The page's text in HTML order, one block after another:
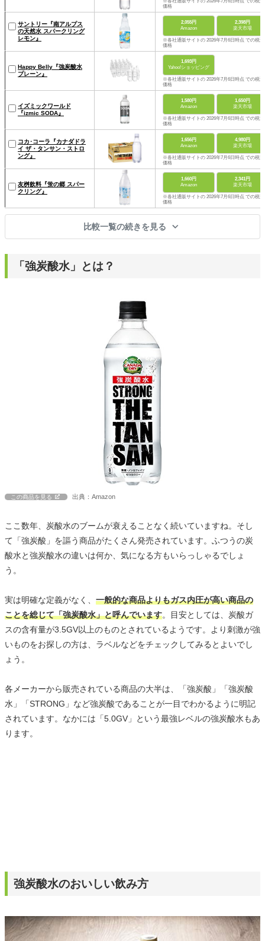
価格
サントリー『南アルプス
の天然水 スパークリング
レモン』
2,055円
Amazon
2,398円
楽天市場
※各社通販サイトの 2026年7月6日時点 での税込
価格
Happy Belly『強炭酸水
プレーン』
1,693円
Yahoo!ショッピング
※各社通販サイトの 2026年7月6日時点 での税込
価格
イズミックワールド
『izmic SODA』
1,580円
Amazon
1,650円
楽天市場
※各社通販サイトの 2026年7月6日時点 での税込
価格
コカ･コーラ『カナダドラ
イ ザ・タンサン・ストロ
ング』
1,656円
Amazon
4,980円
楽天市場
※各社通販サイトの 2026年7月6日時点 での税込
価格
友桝飲料『蛍の郷 スパー
クリング』
1,660円
Amazon
2,341円
楽天市場
※各社通販サイトの 2026年7月6日時点 での税込
価格
比較一覧の続きを見る
「強炭酸水」とは？
この商品を見る 出典：Amazon
ここ数年、炭酸水のブームが衰えることなく続いていますね。そし
て「強炭酸」を謳う商品がたくさん発売されています。ふつうの炭
酸水と強炭酸水の違いは何か、気になる方もいらっしゃるでしょ
う。
実は明確な定義がなく、 一般的な商品よりもガス内圧が高い商品の
ことを総じて「強炭酸水」と呼んでいます。目安としては、炭酸ガ
スの含有量が3.5GV以上のものとされているようです。より刺激が強
いものをお探しの方は、ラベルなどをチェックしてみるとよいでし
ょう。
各メーカーから販売されている商品の大半は、「強炭酸」「強炭酸
水」「STRONG」など強炭酸であることが一目でわかるように明記
されています。なかには「5.0GV」という最強レベルの強炭酸水もあ
ります。
強炭酸水のおいしい飲み方